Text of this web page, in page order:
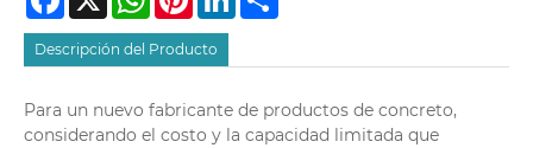
Descripción del Producto
Para un nuevo fabricante de productos de concreto,
considerando el costo y la capacidad limitada que